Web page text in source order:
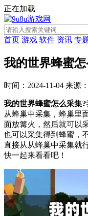
正在加载
首页 游戏 软件 资讯 专
我的世界蜂蜜
时间：2024-11-04 来源
我的世界蜂蜜怎么采集?
从蜂巢中采集，蜂巢里
面放篝火，然后就可以
也可以采集得到蜂蜜，
直接从从蜂巢中采集就
快一起来看看吧！